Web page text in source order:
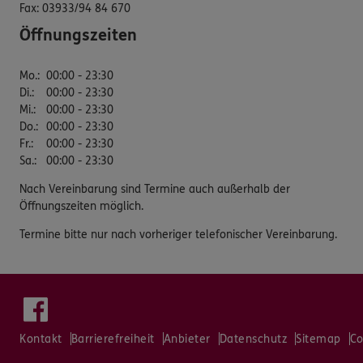
Fax: 03933/94 84 670
Öffnungszeiten
Mo.: 00:00 - 23:30
Di.:
00:00 - 23:30
Mi.:
00:00 - 23:30
Do.: 00:00 - 23:30
Fr.:
00:00 - 23:30
Sa.: 00:00 - 23:30
Nach Vereinbarung sind Termine auch außerhalb der
Öffnungszeiten möglich.
Termine bitte nur nach vorheriger telefonischer Vereinbarung.
Kontakt Barrierefreiheit Anbieter Datenschutz Sitemap